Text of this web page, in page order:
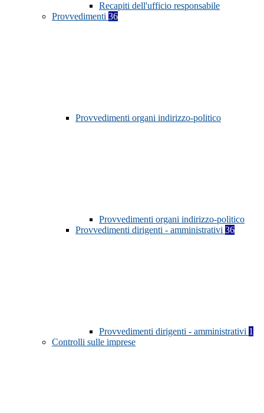
Recapiti dell'ufficio responsabile
Provvedimenti 36
Provvedimenti organi indirizzo-politico
Provvedimenti organi indirizzo-politico
Provvedimenti dirigenti - amministrativi 36
Provvedimenti dirigenti - amministrativi 1
Controlli sulle imprese